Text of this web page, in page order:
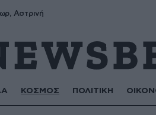
Αστρινή
ΚΟΣΜΟΣ ΠΟΛΙΤΙΚΗ